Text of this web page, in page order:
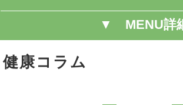
▼ MENU詳
健康コラム